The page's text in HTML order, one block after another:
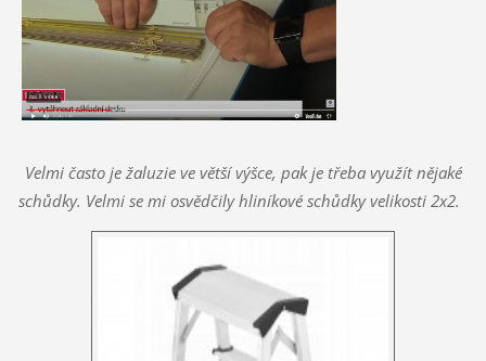
Velmi často je žaluzie ve větší výšce, pak je třeba využít nějaké
schůdky. Velmi se mi osvědčily hliníkové schůdky velikosti 2x2.